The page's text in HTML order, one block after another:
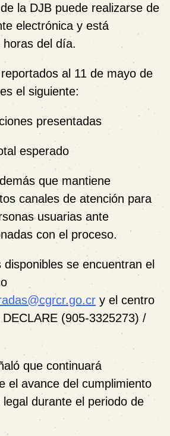
la DJB puede realizarse de
electrónica y está
horas del día.
al 11 de mayo de
el siguiente:
presentadas
esperado
que mantiene
canales de atención para
usuarias ante
con el proceso.
disponibles se encuentran el
y el centro
(905-3325273) /
que continuará
el avance del cumplimiento
durante el periodo de